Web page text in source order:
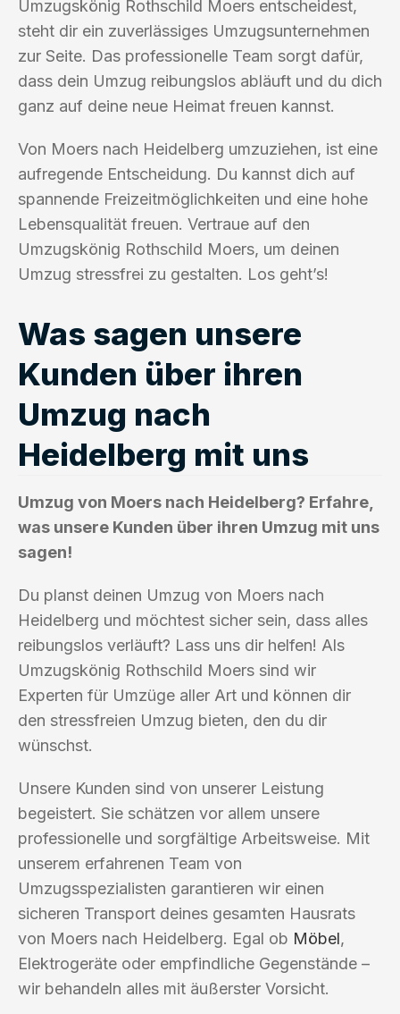
Umzugskönig Rothschild Moers entscheidest,
steht dir ein zuverlässiges Umzugsunternehmen
zur Seite. Das professionelle Team sorgt dafür,
dass dein Umzug reibungslos abläuft und du dich
ganz auf deine neue Heimat freuen kannst.
Von Moers nach Heidelberg umzuziehen, ist eine
aufregende Entscheidung. Du kannst dich auf
spannende Freizeitmöglichkeiten und eine hohe
Lebensqualität freuen. Vertraue auf den
Umzugskönig Rothschild Moers, um deinen
Umzug stressfrei zu gestalten. Los geht’s!
Was sagen unsere
Kunden über ihren
Umzug nach
Heidelberg mit uns
Umzug von Moers nach Heidelberg? Erfahre,
was unsere Kunden über ihren Umzug mit uns
sagen!
Du planst deinen Umzug von Moers nach
Heidelberg und möchtest sicher sein, dass alles
reibungslos verläuft? Lass uns dir helfen! Als
Umzugskönig Rothschild Moers sind wir
Experten für Umzüge aller Art und können dir
den stressfreien Umzug bieten, den du dir
wünschst.
Unsere Kunden sind von unserer Leistung
begeistert. Sie schätzen vor allem unsere
professionelle und sorgfältige Arbeitsweise. Mit
unserem erfahrenen Team von
Umzugsspezialisten garantieren wir einen
sicheren Transport deines gesamten Hausrats
von Moers nach Heidelberg. Egal ob Möbel,
Elektrogeräte oder empfindliche Gegenstände –
wir behandeln alles mit äußerster Vorsicht.